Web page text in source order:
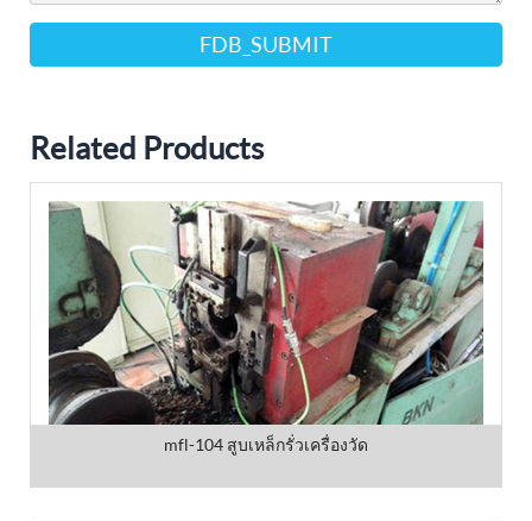
FDB_SUBMIT
Related Products
mfl-104 สูบเหล็กรั่วเครื่องวัด